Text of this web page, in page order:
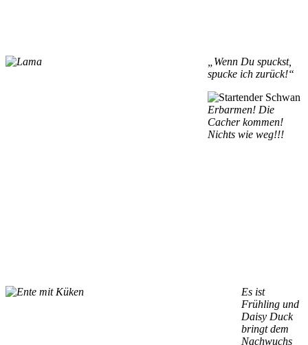
„Wenn Du spuckst,
spucke ich zurück!“
Erbarmen! Die
Cacher kommen!
Nichts wie weg!!!
Es ist
Frühling und
Daisy Duck
bringt dem
Nachwuchs